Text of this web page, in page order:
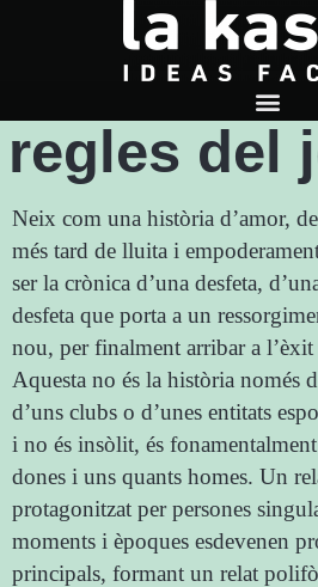
Canviant
regles del
Neix com una història d’amor,
més tard de lluita i
ser la crònica d’una desfeta,
desfeta que porta a un
nou, per finalment arribar a
Aquesta no és la història només
d’uns clubs o d’unes entitats
i no és insòlit, és
dones i uns quants homes. Un
protagonitzat per persones
moments i èpoques esdevenen
principals, formant un relat